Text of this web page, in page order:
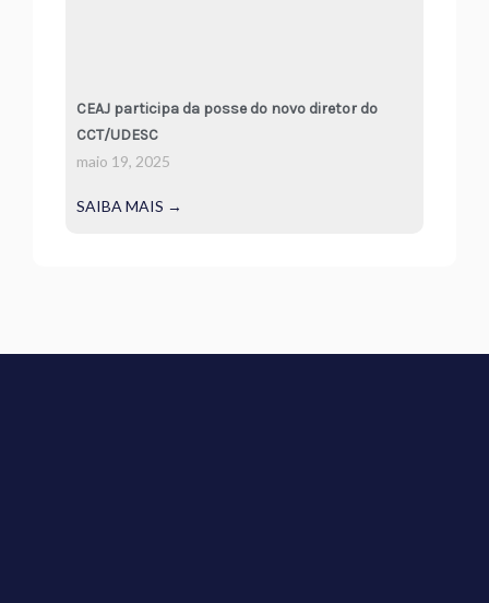
CEAJ participa da posse do novo diretor do
CCT/UDESC
maio 19, 2025
SAIBA MAIS →